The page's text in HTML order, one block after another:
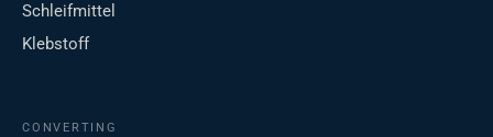
Schleifmittel
Klebstoff
CONVERTING